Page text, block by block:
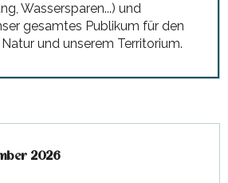
Wassersparen...) und
gesamtes Publikum für den
und unserem Territorium.
zum28 November 2026
2026